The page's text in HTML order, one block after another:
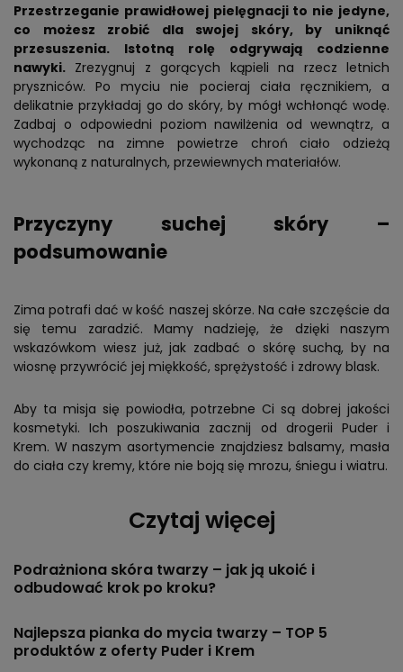
Przestrzeganie prawidłowej pielęgnacji to nie jedyne,
co możesz zrobić dla swojej skóry, by uniknąć
przesuszenia. Istotną rolę odgrywają codzienne
nawyki. Zrezygnuj z gorących kąpieli na rzecz letnich
pryszniców. Po myciu nie pocieraj ciała ręcznikiem, a
delikatnie przykładaj go do skóry, by mógł wchłonąć wodę.
Zadbaj o odpowiedni poziom nawilżenia od wewnątrz, a
wychodząc na zimne powietrze chroń ciało odzieżą
wykonaną z naturalnych, przewiewnych materiałów.
Przyczyny suchej skóry –
podsumowanie
Zima potrafi dać w kość naszej skórze. Na całe szczęście da
się temu zaradzić. Mamy nadzieję, że dzięki naszym
wskazówkom wiesz już, jak zadbać o skórę suchą, by na
wiosnę przywrócić jej miękkość, sprężystość i zdrowy blask.
Aby ta misja się powiodła, potrzebne Ci są dobrej jakości
kosmetyki. Ich poszukiwania zacznij od drogerii Puder i
Krem. W naszym asortymencie znajdziesz balsamy, masła
do ciała czy kremy, które nie boją się mrozu, śniegu i wiatru.
Czytaj więcej
Podrażniona skóra twarzy – jak ją ukoić i
odbudować krok po kroku?
Najlepsza pianka do mycia twarzy – TOP 5
produktów z oferty Puder i Krem